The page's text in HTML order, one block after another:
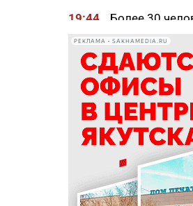
19:44
Более 30
«Открытая
19:28
Боец из
прорвался
поле и спас
19:15
В Якутске
сбил ребенка
переходе
19:00
Почти 22
Центр
РЕКЛАМА • SAKHAMEDIA.RU